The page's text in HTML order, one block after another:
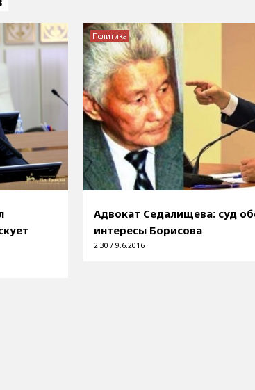
Адвокат Седалищева: суд
интересы Борисова
2:30 / 9.6.2016
Политика